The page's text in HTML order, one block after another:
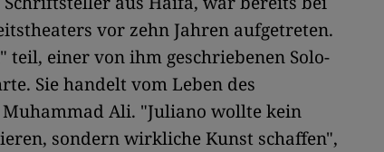
vor zehn Jahren aufgetreten.
einer von ihm geschriebenen Solo-
Sie handelt vom Leben des
Ali. "Juliano wollte kein
sondern wirkliche Kunst schaffen",